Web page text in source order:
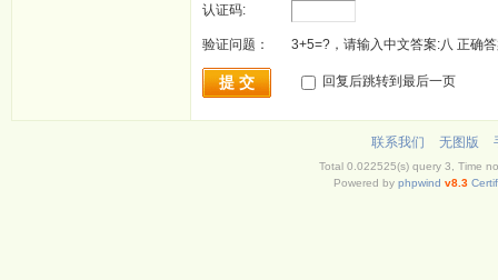
认证码:
验证问题： 3+5=?，请输入中文答案:八 正确
提 交 回复后跳转到最后一页
联系我们 无图版
Total 0.022525(s) query 3, Time
Powered by phpwind v8.3